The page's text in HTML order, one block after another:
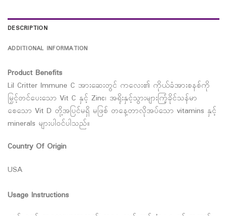
DESCRIPTION
ADDITIONAL INFORMATION
Product Benefits
Lil Critter Immune C အားဆေးတွင် ကလေး၏ ကိုယ်ခံအားစနစ်ကို
မြှင့်တင်ပေးသော Vit C နှင့် Zinc၊ အရိုးနှင့်သွားများကြံ့ခိုင်သန်မာ
စေသော Vit D တို့အပြင်မရှိ မဖြစ် တနေ့တာလိုအပ်သော vitamins နှင့်
minerals များပါဝင်ပါသည်။
Country Of Origin
USA
Usage Instructions